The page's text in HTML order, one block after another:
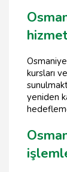
kursları
yeniden